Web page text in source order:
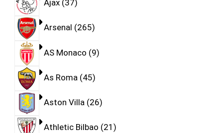
Ajax 37
Arsenal 265
AS Monaco 9
As Roma 45
Aston Villa 26
Athletic Bilbao 21